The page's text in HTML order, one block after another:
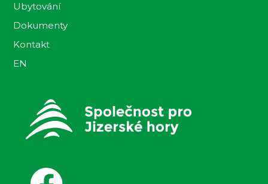
Ubytování
Dokumenty
Kontakt
EN